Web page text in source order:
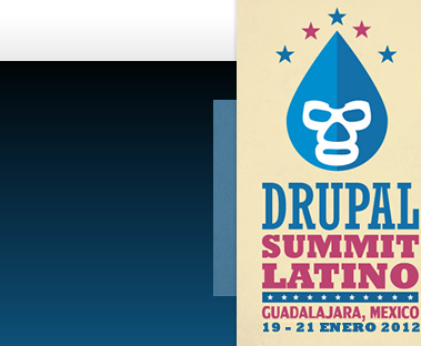
DRUPAL
SUMMIT
LATINO,
GUADALAJARA
2012